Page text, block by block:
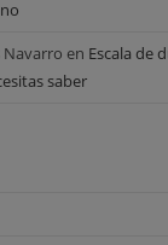
Navarro en Escala de
saber